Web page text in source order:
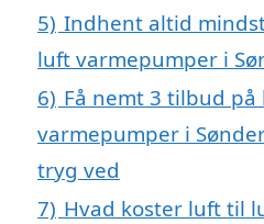
5) Indhent altid
luft varmepumper i
6) Få nemt 3 tilbud
varmepumper i
tryg ved
7) Hvad koster luft til